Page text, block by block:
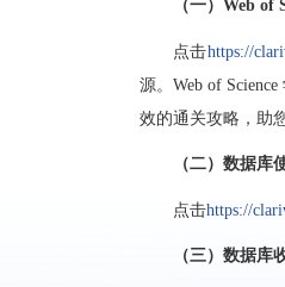
（一）Web of
点击https://
源。Web of
效的通关攻略，助
（二）数据库
点击https://
（三）数据库